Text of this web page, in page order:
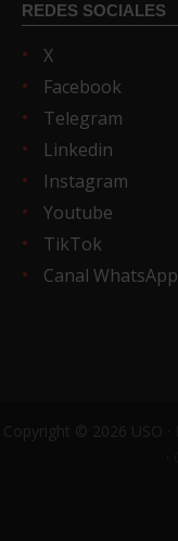
REDES SOCIALES
X
Facebook
Telegram
Linkedin
Instagram
Youtube
TikTok
Canal WhatsApp
Copyright © 2026 USO ·